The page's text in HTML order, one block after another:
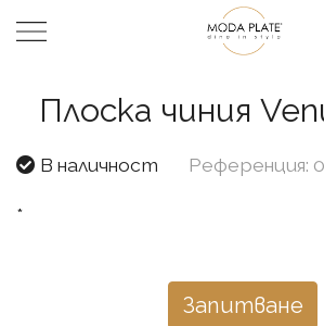
Плоска чиния
В наличност Референция:
*
Запитване